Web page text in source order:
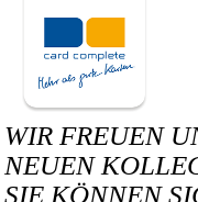
Stellenangebote
Unternehmensziele
Was wir bieten
WIR FREUEN
NEUEN
SIE KÖNNEN